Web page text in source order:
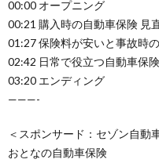
00:00 オープニング
00:21 購入時の自動車保険 見
01:27 保険料が安いと事故時
02:42 日常で役立つ自動車保
03:20 エンディング
———-
＜スポンサード：セゾン自動
おとなの自動車保険